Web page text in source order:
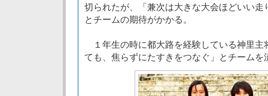
切られたが、「兼次は大きな大会ほどいい走
とチームの期待がかかる。
１年生の時に都大路を経験している神里主
ても、焦らずにたすきをつなぐ」とチームを